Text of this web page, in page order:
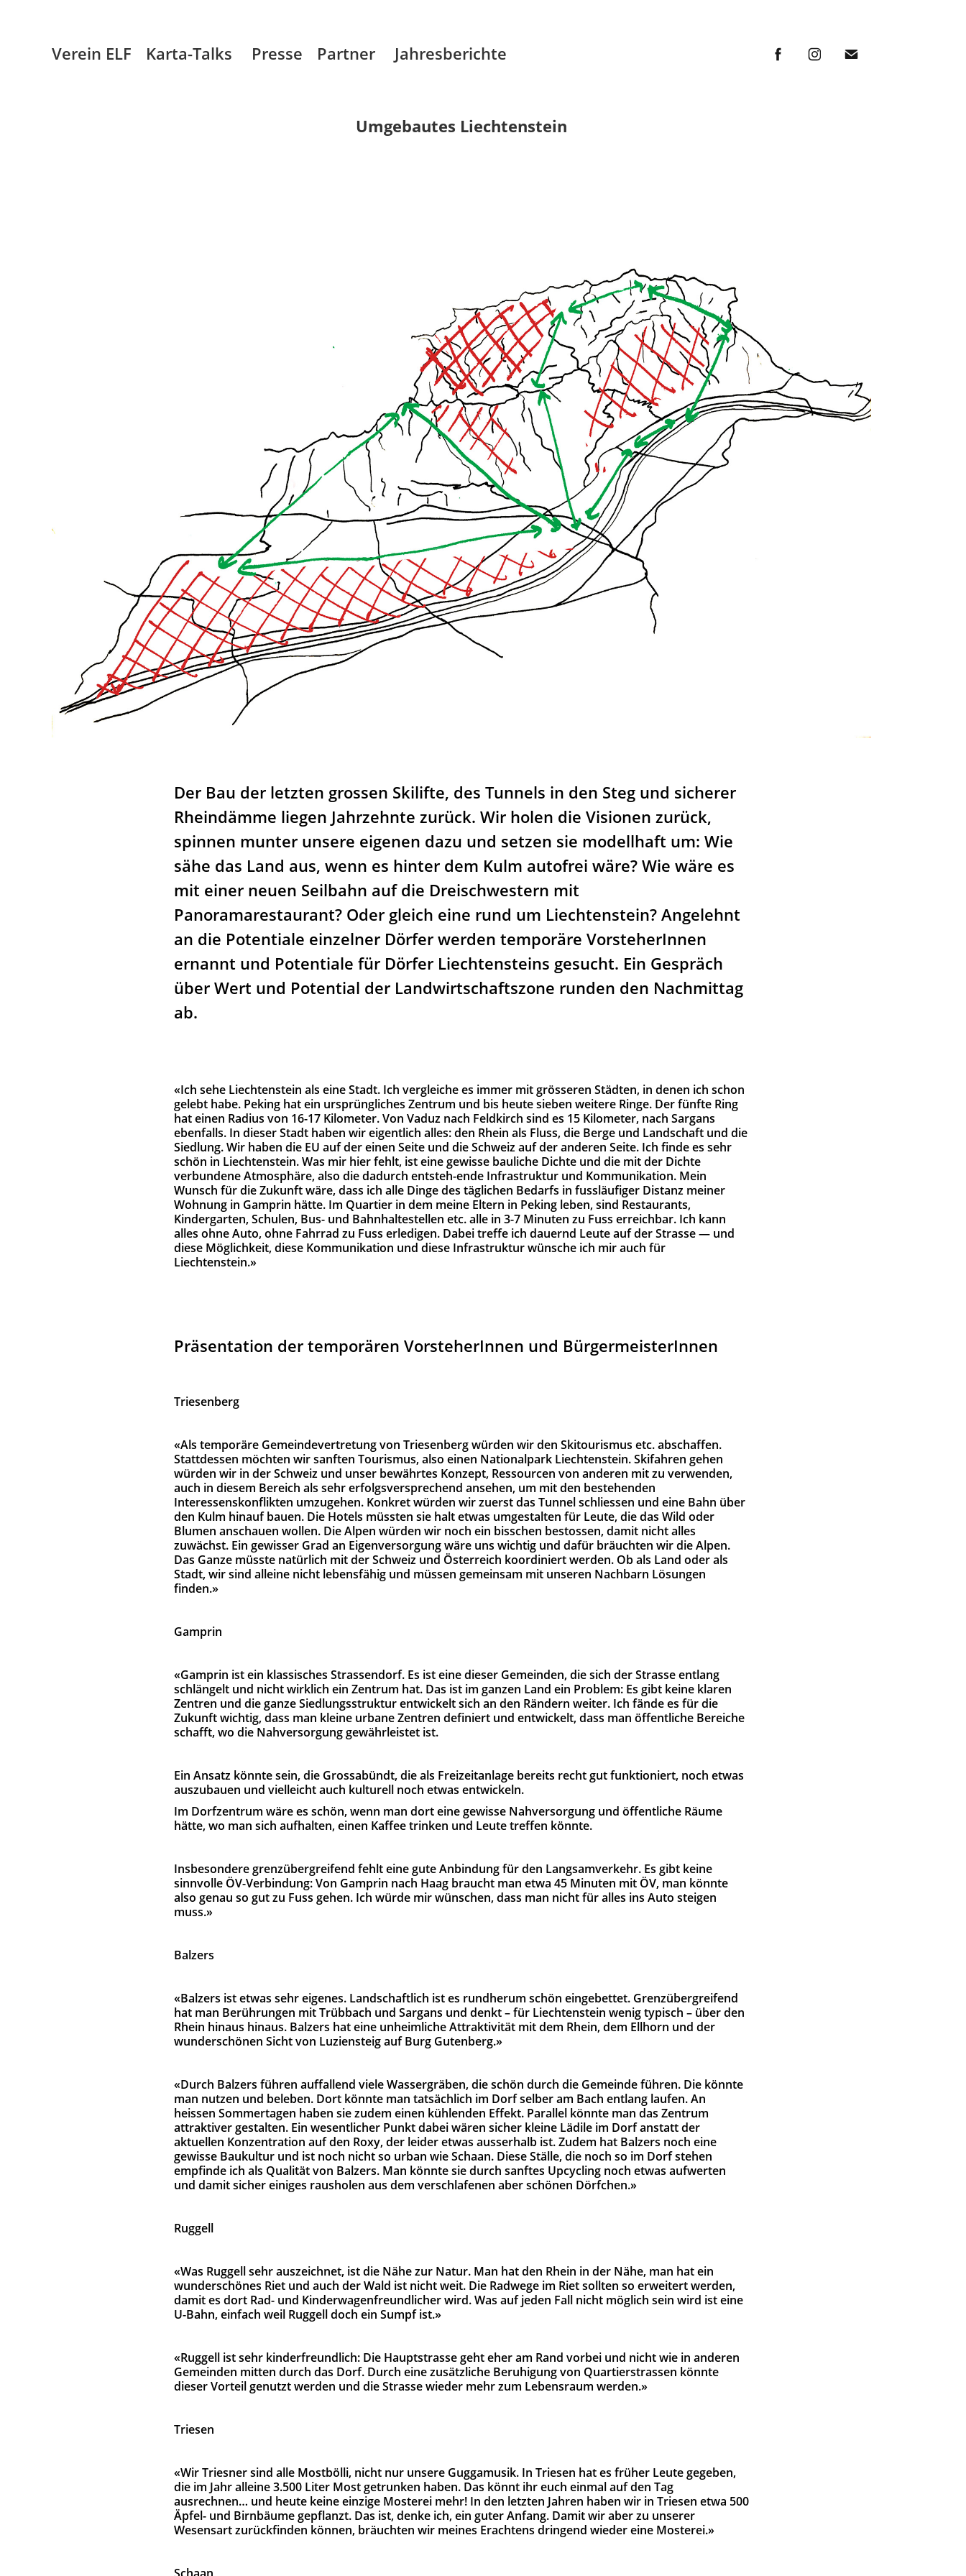
Verein ELF Karta-Talks Presse Partner Jahresberichte
Umgebautes Liechtenstein
Der Bau der letzten grossen Skilifte, des Tunnels in den Steg und sicherer
Rheindämme liegen Jahrzehnte zurück. Wir holen die Visionen zurück,
spinnen munter unsere eigenen dazu und setzen sie modellhaft um: Wie
sähe das Land aus, wenn es hinter dem Kulm autofrei wäre? Wie wäre es
mit einer neuen Seilbahn auf die Dreischwestern mit
Panoramarestaurant? Oder gleich eine rund um Liechtenstein? Angelehnt
an die Potentiale einzelner Dörfer werden temporäre VorsteherInnen
ernannt und Potentiale für Dörfer Liechtensteins gesucht. Ein Gespräch
über Wert und Potential der Landwirtschaftszone runden den Nachmittag
ab.
«Ich sehe Liechtenstein als eine Stadt. Ich vergleiche es immer mit grösseren Städten, in denen ich schon
gelebt habe. Peking hat ein ursprüngliches Zentrum und bis heute sieben weitere Ringe. Der fünfte Ring
hat einen Radius von 16-17 Kilometer. Von Vaduz nach Feldkirch sind es 15 Kilometer, nach Sargans
ebenfalls. In dieser Stadt haben wir eigentlich alles: den Rhein als Fluss, die Berge und Landschaft und die
Siedlung. Wir haben die EU auf der einen Seite und die Schweiz auf der anderen Seite. Ich finde es sehr
schön in Liechtenstein. Was mir hier fehlt, ist eine gewisse bauliche Dichte und die mit der Dichte
verbundene Atmosphäre, also die dadurch entsteh-ende Infrastruktur und Kommunikation. Mein
Wunsch für die Zukunft wäre, dass ich alle Dinge des täglichen Bedarfs in fussläufiger Distanz meiner
Wohnung in Gamprin hätte. Im Quartier in dem meine Eltern in Peking leben, sind Restaurants,
Kindergarten, Schulen, Bus- und Bahnhaltestellen etc. alle in 3-7 Minuten zu Fuss erreichbar. Ich kann
alles ohne Auto, ohne Fahrrad zu Fuss erledigen. Dabei treffe ich dauernd Leute auf der Strasse — und
diese Möglichkeit, diese Kommunikation und diese Infrastruktur wünsche ich mir auch für
Liechtenstein.»
Präsentation der temporären VorsteherInnen und BürgermeisterInnen
Triesenberg
«Als temporäre Gemeindevertretung von Triesenberg würden wir den Skitourismus etc. abschaffen.
Stattdessen möchten wir sanften Tourismus, also einen Nationalpark Liechtenstein. Skifahren gehen
würden wir in der Schweiz und unser bewährtes Konzept, Ressourcen von anderen mit zu verwenden,
auch in diesem Bereich als sehr erfolgsversprechend ansehen, um mit den bestehenden
Interessenskonflikten umzugehen. Konkret würden wir zuerst das Tunnel schliessen und eine Bahn über
den Kulm hinauf bauen. Die Hotels müssten sie halt etwas umgestalten für Leute, die das Wild oder
Blumen anschauen wollen. Die Alpen würden wir noch ein bisschen bestossen, damit nicht alles
zuwächst. Ein gewisser Grad an Eigenversorgung wäre uns wichtig und dafür bräuchten wir die Alpen.
Das Ganze müsste natürlich mit der Schweiz und Österreich koordiniert werden. Ob als Land oder als
Stadt, wir sind alleine nicht lebensfähig und müssen gemeinsam mit unseren Nachbarn Lösungen
finden.»
Gamprin
«Gamprin ist ein klassisches Strassendorf. Es ist eine dieser Gemeinden, die sich der Strasse entlang
schlängelt und nicht wirklich ein Zentrum hat. Das ist im ganzen Land ein Problem: Es gibt keine klaren
Zentren und die ganze Siedlungsstruktur entwickelt sich an den Rändern weiter. Ich fände es für die
Zukunft wichtig, dass man kleine urbane Zentren definiert und entwickelt, dass man öffentliche Bereiche
schafft, wo die Nahversorgung gewährleistet ist.
Ein Ansatz könnte sein, die Grossabündt, die als Freizeitanlage bereits recht gut funktioniert, noch etwas
auszubauen und vielleicht auch kulturell noch etwas entwickeln.
Im Dorfzentrum wäre es schön, wenn man dort eine gewisse Nahversorgung und öffentliche Räume
hätte, wo man sich aufhalten, einen Kaffee trinken und Leute treffen könnte.
Insbesondere grenzübergreifend fehlt eine gute Anbindung für den Langsamverkehr. Es gibt keine
sinnvolle ÖV-Verbindung: Von Gamprin nach Haag braucht man etwa 45 Minuten mit ÖV, man könnte
also genau so gut zu Fuss gehen. Ich würde mir wünschen, dass man nicht für alles ins Auto steigen
muss.»
Balzers
«Balzers ist etwas sehr eigenes. Landschaftlich ist es rundherum schön eingebettet. Grenzübergreifend
hat man Berührungen mit Trübbach und Sargans und denkt – für Liechtenstein wenig typisch – über den
Rhein hinaus hinaus. Balzers hat eine unheimliche Attraktivität mit dem Rhein, dem Ellhorn und der
wunderschönen Sicht von Luziensteig auf Burg Gutenberg.»
«Durch Balzers führen auffallend viele Wassergräben, die schön durch die Gemeinde führen. Die könnte
man nutzen und beleben. Dort könnte man tatsächlich im Dorf selber am Bach entlang laufen. An
heissen Sommertagen haben sie zudem einen kühlenden Effekt. Parallel könnte man das Zentrum
attraktiver gestalten. Ein wesentlicher Punkt dabei wären sicher kleine Lädile im Dorf anstatt der
aktuellen Konzentration auf den Roxy, der leider etwas ausserhalb ist. Zudem hat Balzers noch eine
gewisse Baukultur und ist noch nicht so urban wie Schaan. Diese Ställe, die noch so im Dorf stehen
empfinde ich als Qualität von Balzers. Man könnte sie durch sanftes Upcycling noch etwas aufwerten
und damit sicher einiges rausholen aus dem verschlafenen aber schönen Dörfchen.»
Ruggell
«Was Ruggell sehr auszeichnet, ist die Nähe zur Natur. Man hat den Rhein in der Nähe, man hat ein
wunderschönes Riet und auch der Wald ist nicht weit. Die Radwege im Riet sollten so erweitert werden,
damit es dort Rad- und Kinderwagenfreundlicher wird. Was auf jeden Fall nicht möglich sein wird ist eine
U-Bahn, einfach weil Ruggell doch ein Sumpf ist.»
«Ruggell ist sehr kinderfreundlich: Die Hauptstrasse geht eher am Rand vorbei und nicht wie in anderen
Gemeinden mitten durch das Dorf. Durch eine zusätzliche Beruhigung von Quartierstrassen könnte
dieser Vorteil genutzt werden und die Strasse wieder mehr zum Lebensraum werden.»
Triesen
«Wir Triesner sind alle Mostbölli, nicht nur unsere Guggamusik. In Triesen hat es früher Leute gegeben,
die im Jahr alleine 3.500 Liter Most getrunken haben. Das könnt ihr euch einmal auf den Tag
ausrechnen… und heute keine einzige Mosterei mehr! In den letzten Jahren haben wir in Triesen etwa 500
Äpfel- und Birnbäume gepflanzt. Das ist, denke ich, ein guter Anfang. Damit wir aber zu unserer
Wesensart zurückfinden können, bräuchten wir meines Erachtens dringend wieder eine Mosterei.»